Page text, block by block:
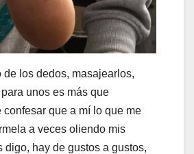
de los dedos, masajearlos,
unos es más que
confesar que a mí lo que me
a veces oliendo mis
digo, hay de gustos a gustos,